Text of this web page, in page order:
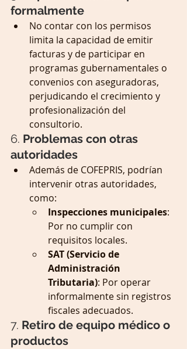
formalmente
No contar con los permisos
limita la capacidad de emitir
facturas y de participar en
programas gubernamentales o
convenios con aseguradoras,
perjudicando el crecimiento y
profesionalización del
consultorio.
6. Problemas con otras
autoridades
Además de COFEPRIS, podrían
intervenir otras autoridades,
como:
Inspecciones municipales:
Por no cumplir con
requisitos locales.
SAT (Servicio de
Administración
Tributaria): Por operar
informalmente sin registros
fiscales adecuados.
7. Retiro de equipo médico o
productos